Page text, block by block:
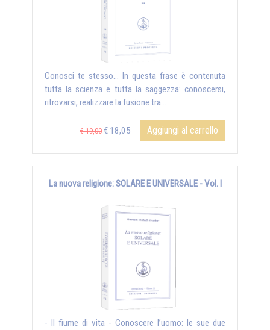
Conosci te stesso... In questa frase è contenuta
tutta la scienza e tutta la saggezza: conoscersi,
ritrovarsi, realizzare la fusione tra...
€ 19,00 € 18,05 Aggiungi al carrello
La nuova religione: SOLARE E UNIVERSALE - Vol. I
- Il fiume di vita - Conoscere l’uomo: le sue due